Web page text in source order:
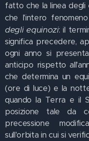
fatto che la linea degli
che l'intero
degli equinozi: il
significa precedere,
ogni anno si
anticipo rispetto
che determina un
(ore di luce) e la
quando la Terra e il
posizione tale da
precessione
sull'orbita in cui si